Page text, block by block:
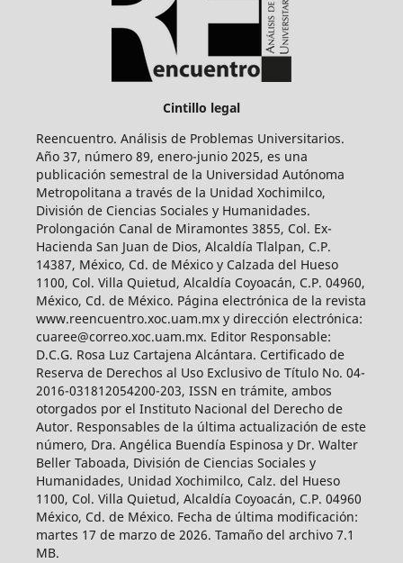
Cintillo legal
Reencuentro. Análisis de Problemas Universitarios.
Año 37, número 89, enero-junio 2025, es una
publicación semestral de la Universidad Autónoma
Metropolitana a través de la Unidad Xochimilco,
División de Ciencias Sociales y Humanidades.
Prolongación Canal de Miramontes 3855, Col. Ex-
Hacienda San Juan de Dios, Alcaldía Tlalpan, C.P.
14387, México, Cd. de México y Calzada del Hueso
1100, Col. Villa Quietud, Alcaldía Coyoacán, C.P. 04960,
México, Cd. de México. Página electrónica de la revista
www.reencuentro.xoc.uam.mx y dirección electrónica:
cuaree@correo.xoc.uam.mx. Editor Responsable:
D.C.G. Rosa Luz Cartajena Alcántara. Certificado de
Reserva de Derechos al Uso Exclusivo de Título No. 04-
2016-031812054200-203, ISSN en trámite, ambos
otorgados por el Instituto Nacional del Derecho de
Autor. Responsables de la última actualización de este
número, Dra. Angélica Buendía Espinosa y Dr. Walter
Beller Taboada, División de Ciencias Sociales y
Humanidades, Unidad Xochimilco, Calz. del Hueso
1100, Col. Villa Quietud, Alcaldía Coyoacán, C.P. 04960
México, Cd. de México. Fecha de última modificación:
martes 17 de marzo de 2026. Tamaño del archivo 7.1
MB.